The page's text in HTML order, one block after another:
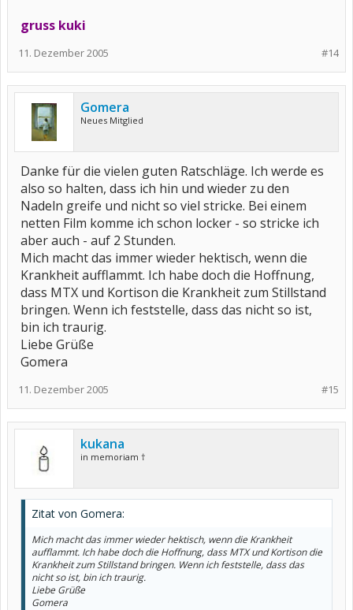
gruss kuki
#14
11. Dezember 2005
Gomera
Neues Mitglied
Danke für die vielen guten Ratschläge. Ich werde es
also so halten, dass ich hin und wieder zu den
Nadeln greife und nicht so viel stricke. Bei einem
netten Film komme ich schon locker - so stricke ich
aber auch - auf 2 Stunden.
Mich macht das immer wieder hektisch, wenn die
Krankheit aufflammt. Ich habe doch die Hoffnung,
dass MTX und Kortison die Krankheit zum Stillstand
bringen. Wenn ich feststelle, dass das nicht so ist,
bin ich traurig.
Liebe Grüße
Gomera
#15
11. Dezember 2005
kukana
in memoriam †
Zitat von Gomera:
Mich macht das immer wieder hektisch, wenn die Krankheit
aufflammt. Ich habe doch die Hoffnung, dass MTX und Kortison die
Krankheit zum Stillstand bringen. Wenn ich feststelle, dass das
nicht so ist, bin ich traurig.
Liebe Grüße
Gomera